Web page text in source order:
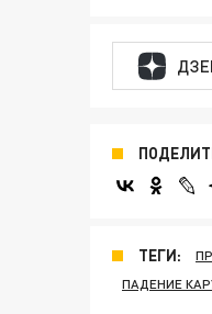
ТЕГИ:
ПАДЕНИЕ